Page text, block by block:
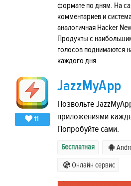
формате по дням. На
комментариев и
аналогичная Hacker
Продукты с
голосов поднимаются
каждого дня.
11
JazzMyApp
Позвольте
приложениями
Попробуйте сами.
Бесплатная
Онлайн сервис